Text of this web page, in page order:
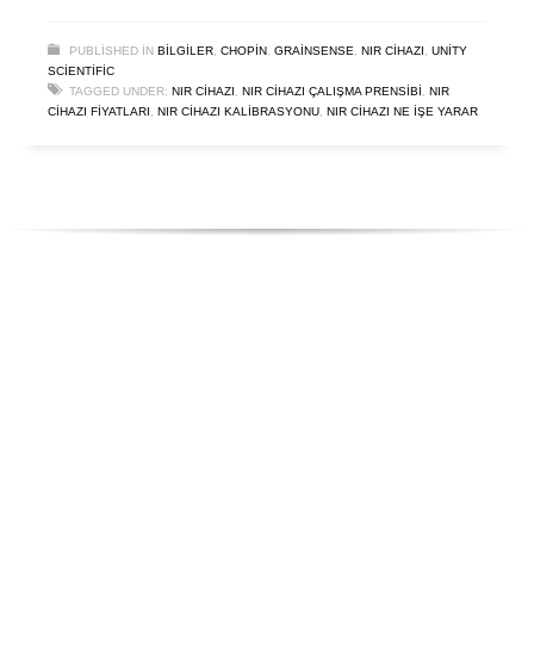
PUBLISHED IN BILGILER CHOPIN GRAINSENSE NIR CIHAZI
UNITY
SCIENTIFIC
TAGGED UNDER: NIR CIHAZI NIR CIHAZI ÇALIŞMA PRENSIBI
NIR
CIHAZI FIYATLARI
NIR CIHAZI KALIBRASYONU NIR CIHAZI NE IŞE YARAR